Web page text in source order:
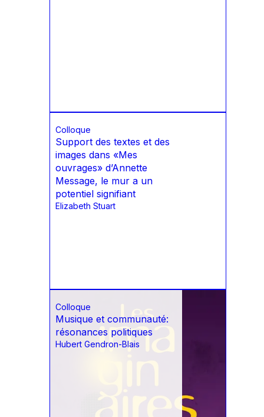
Colloque
Support des textes et des
images dans «Mes
ouvrages» d’Annette
Message, le mur a un
potentiel signifiant
Elizabeth Stuart
Colloque
Musique et communauté:
résonances politiques
Hubert Gendron-Blais